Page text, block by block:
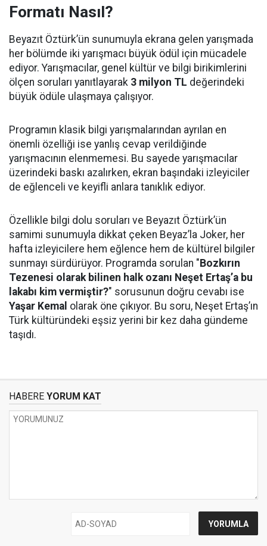
Formatı Nasıl?
Beyazıt Öztürk’ün sunumuyla ekrana gelen yarışmada
her bölümde iki yarışmacı büyük ödül için mücadele
ediyor. Yarışmacılar, genel kültür ve bilgi birikimlerini
ölçen soruları yanıtlayarak 3 milyon TL değerindeki
büyük ödüle ulaşmaya çalışıyor.
Programın klasik bilgi yarışmalarından ayrılan en
önemli özelliği ise yanlış cevap verildiğinde
yarışmacının elenmemesi. Bu sayede yarışmacılar
üzerindeki baskı azalırken, ekran başındaki izleyiciler
de eğlenceli ve keyifli anlara tanıklık ediyor.
Özellikle bilgi dolu soruları ve Beyazıt Öztürk’ün
samimi sunumuyla dikkat çeken Beyaz’la Joker, her
hafta izleyicilere hem eğlence hem de kültürel bilgiler
sunmayı sürdürüyor. Programda sorulan " Bozkırın
Tezenesi olarak bilinen halk ozanı Neşet Ertaş’a bu
lakabı kim vermiştir?" sorusunun doğru cevabı ise
Yaşar Kemal olarak öne çıkıyor. Bu soru, Neşet Ertaş’ın
Türk kültüründeki eşsiz yerini bir kez daha gündeme
taşıdı.
HABERE YORUM KAT